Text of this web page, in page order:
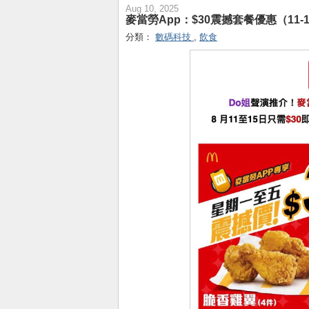
Aug 10, 2025
麥當勞App：$30震撼套餐優惠（11-
分類： 數碼科技 , 飲食